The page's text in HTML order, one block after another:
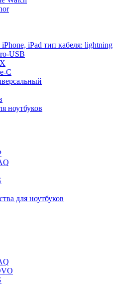
iPad тип кабеля: lightning
USB
C
ноутбуков
для ноутбуков